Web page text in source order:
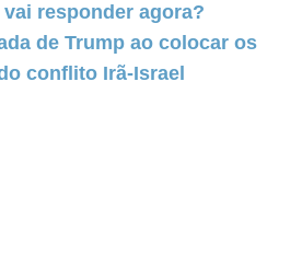
responder agora?
de Trump ao colocar os
conflito Irã-Israel